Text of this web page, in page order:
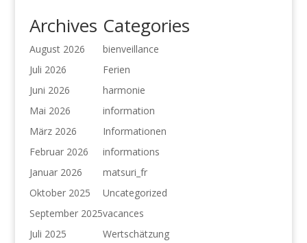
Archives
August 2026
Juli 2026
Juni 2026
Mai 2026
März 2026
Februar 2026
Januar 2026
Oktober 2025
September 2025
Juli 2025
Categories
bienveillance
Ferien
harmonie
information
Informationen
informations
matsuri_fr
Uncategorized
vacances
Wertschätzung